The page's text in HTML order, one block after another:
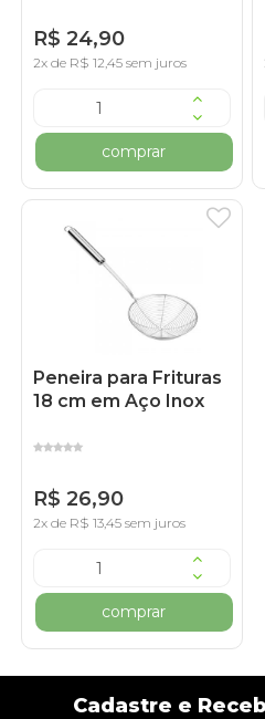
R$ 24,90
2x de R$ 12,45 sem juros
comprar
Peneira para Frituras
18 cm em Aço Inox
R$ 26,90
2x de R$ 13,45 sem juros
comprar
Cadastre e